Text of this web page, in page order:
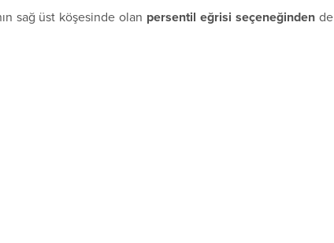
sağ üst köşesinde olan persentil eğrisi seçeneğinden de